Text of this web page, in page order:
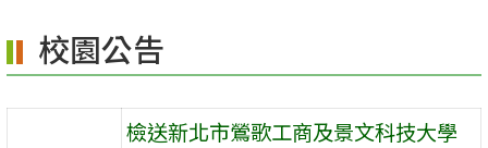
校園公告
檢送新北市鶯歌工商及景文科技大學